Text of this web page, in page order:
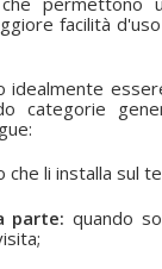
facilità
idealmente
categorie
li installa sul
parte: quando